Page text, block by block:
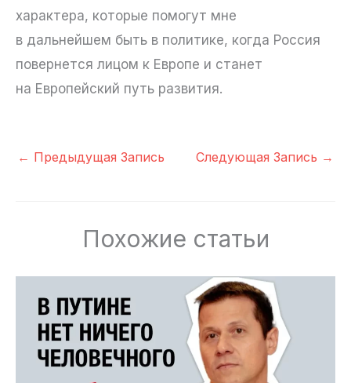
характера, которые помогут мне
в дальнейшем быть в политике, когда Россия
повернется лицом к Европе и станет
на Европейский путь развития.
← Предыдущая Запись Следующая Запись →
Похожие статьи